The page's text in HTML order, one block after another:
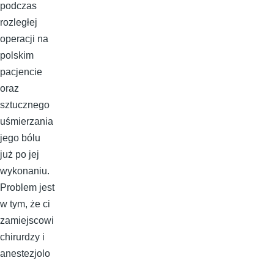
podczas
rozległej
operacji na
polskim
pacjencie
oraz
sztucznego
uśmierzania
jego bólu
już po jej
wykonaniu.
Problem jest
w tym, że ci
zamiejscowi
chirurdzy i
anestezjolo